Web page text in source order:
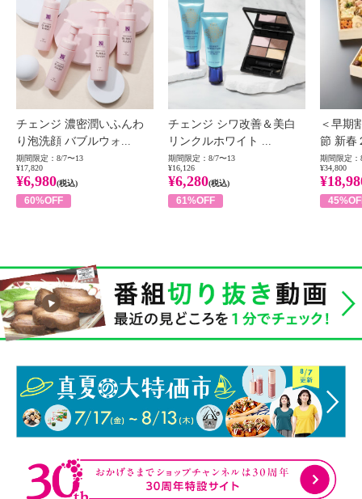
チェンジ 濃密潤いふんわ
り泡洗顔 バブルウォ...
期間限定：8/7〜13
¥17,820
¥6,980(税込)
60%OFF
チェンジ シワ改善＆美白
リンクルホワイト ...
期間限定：8/7〜13
¥16,126
¥6,280(税込)
61%OFF
＜早期
節 新春
期間限定：
¥34,800